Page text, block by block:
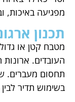
מפגיעה באיכות,
תכנון
מטבח קטן או
העובדים.
תחסום מעברים.
בשימוש תדיר